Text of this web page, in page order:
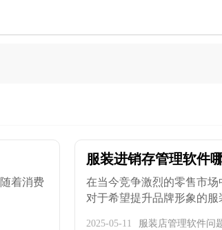
着消费
服装进销存管理软件
在当今竞争激烈的零售市
对于希望提升品牌形象的服
2025-05-11 服装店管理软件问